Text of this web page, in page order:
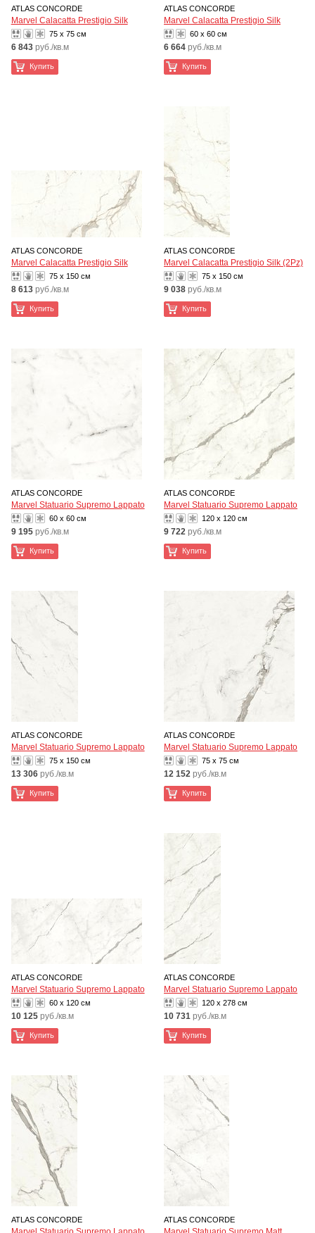
ATLAS CONCORDE
Marvel Calacatta Prestigio Silk
75 x 75 см
6 843 руб./кв.м
Купить
ATLAS CONCORDE
Marvel Calacatta Prestigio Silk
60 x 60 см
6 664 руб./кв.м
Купить
ATLAS CONCORDE
Marvel Calacatta Prestigio Silk
75 x 150 см
8 613 руб./кв.м
Купить
ATLAS CONCORDE
Marvel Calacatta Prestigio Silk (2Pz)
75 x 150 см
9 038 руб./кв.м
Купить
ATLAS CONCORDE
Marvel Statuario Supremo Lappato
60 x 60 см
9 195 руб./кв.м
Купить
ATLAS CONCORDE
Marvel Statuario Supremo Lappato
120 x 120 см
9 722 руб./кв.м
Купить
ATLAS CONCORDE
Marvel Statuario Supremo Lappato
75 x 150 см
13 306 руб./кв.м
Купить
ATLAS CONCORDE
Marvel Statuario Supremo Lappato
75 x 75 см
12 152 руб./кв.м
Купить
ATLAS CONCORDE
Marvel Statuario Supremo Lappato
60 x 120 см
10 125 руб./кв.м
Купить
ATLAS CONCORDE
Marvel Statuario Supremo Lappato
120 x 278 см
10 731 руб./кв.м
Купить
ATLAS CONCORDE ATLAS CONCORDE